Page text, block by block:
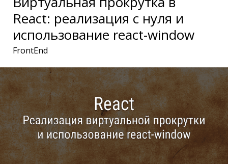
React: реализация с нуля и
использование react-window
FrontEnd